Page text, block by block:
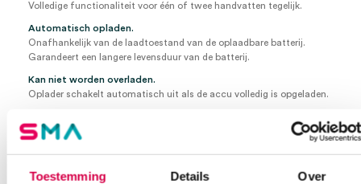
Toestemming Details Over
Volledige functionaliteit voor één of twee handvatten tegelijk.
Automatisch opladen.
Onafhankelijk van de laadtoestand van de oplaadbare batterij.
Garandeert een langere levensduur van de batterij.
Kan niet worden overladen.
Oplader schakelt automatisch uit als de accu volledig is opgeladen.
BETA 200 F.O. Otoscoop, LED
1 set (4 stuks) herbruikbare tips (B-000.11.111)